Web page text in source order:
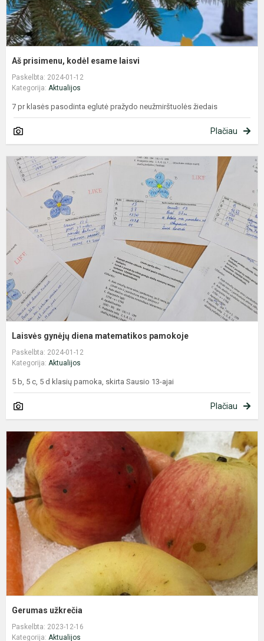
Aš prisimenu, kodėl esame laisvi
Paskelbta: 2024-01-12
Kategorija: Aktualijos
7 pr klasės pasodinta eglutė pražydo neužmirštuolės žiedais
Plačiau
Laisvės gynėjų diena matematikos pamokoje
Paskelbta: 2024-01-12
Kategorija: Aktualijos
5 b, 5 c, 5 d klasių pamoka, skirta Sausio 13-ajai
Plačiau
Gerumas užkrečia
Paskelbta: 2023-12-16
Kategorija: Aktualijos